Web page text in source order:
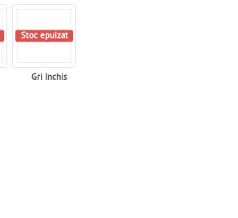
Stoc epuizat
Gri Inchis